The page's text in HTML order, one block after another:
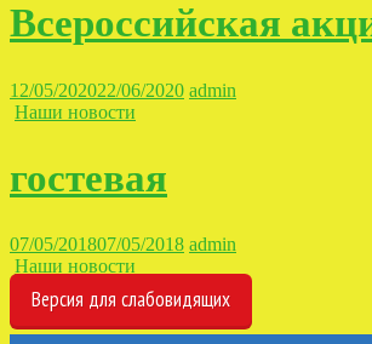
Всероссийская
12/05/202022/06/2020 admin
Наши новости
гостевая
07/05/201807/05/2018 admin
Наши новости
Версия для слабовидящих